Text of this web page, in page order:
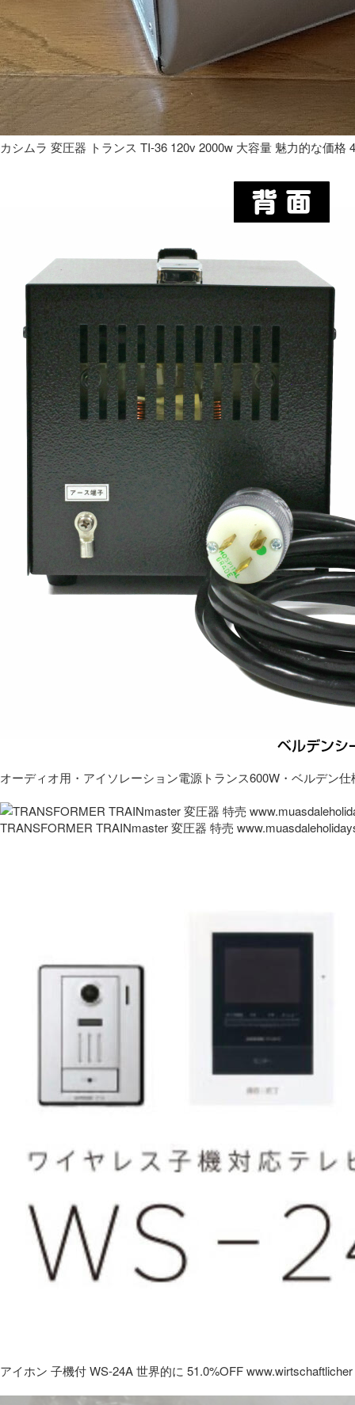
カシムラ 変圧器 トランス TI-36 120v 2000w 大容量 魅力的な価格
オーディオ用・アイソレーション電源トランス600W・ベルデン仕
TRANSFORMER TRAINmaster 変圧器 特売
アイホン 子機付 WS-24A 世界的に 51.0%OFF www.wirtschaftlicher